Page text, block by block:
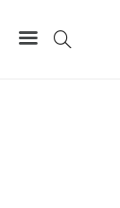
SIM Wind3